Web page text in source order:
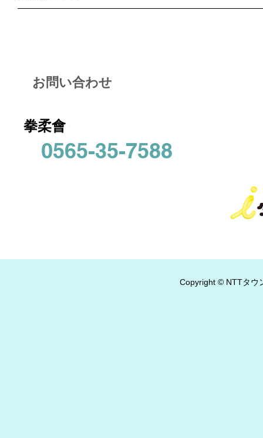
お問い合わせ
拳柔會
0565-35-7588
Copyright © NTTタウ